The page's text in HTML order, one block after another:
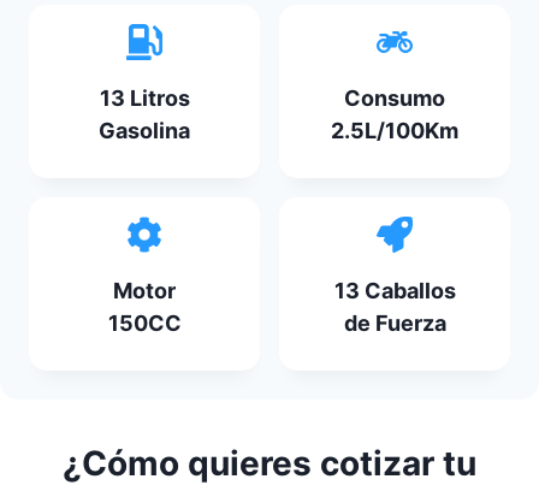
13 Litros
Gasolina
Consumo
2.5L/100Km
Motor
150CC
13 Caballos
de Fuerza
¿Cómo quieres cotizar tu